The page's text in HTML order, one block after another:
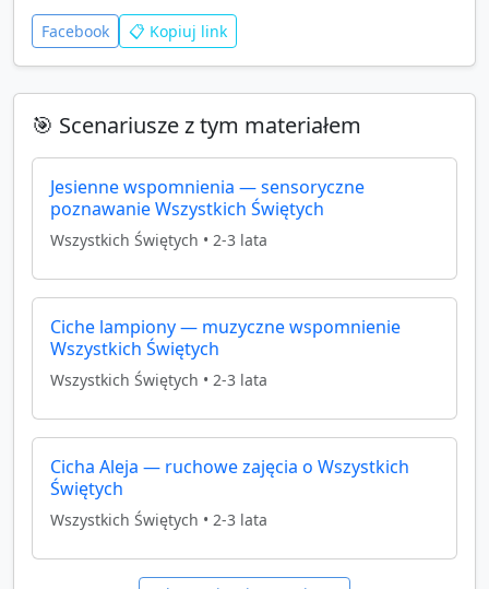
Facebook 📋 Kopiuj link
🎯 Scenariusze z tym materiałem
Jesienne wspomnienia — sensoryczne
poznawanie Wszystkich Świętych
Wszystkich Świętych • 2-3 lata
Ciche lampiony — muzyczne wspomnienie
Wszystkich Świętych
Wszystkich Świętych • 2-3 lata
Cicha Aleja — ruchowe zajęcia o Wszystkich
Świętych
Wszystkich Świętych • 2-3 lata